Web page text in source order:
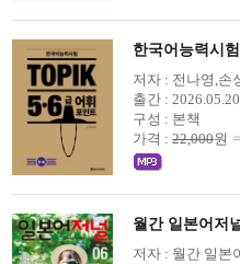
한국어능력시
저자 : 전나영,손
출간 : 2026.05.20
구성 : 본책
가격 : 22,000원
월간 일본어저
저자 : 월간 일본